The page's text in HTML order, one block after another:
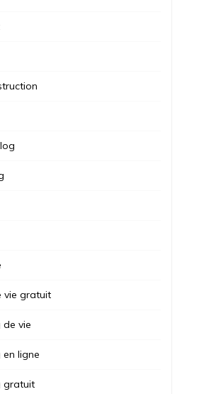
vie gratuit
de vie
ligne
gratuit